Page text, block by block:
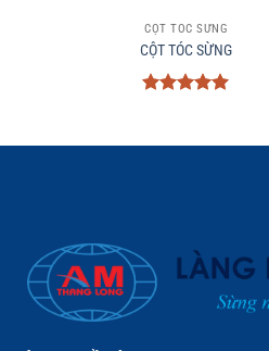
CỘT TÓC SỪNG
CỘT TÓC SỪNG
sao